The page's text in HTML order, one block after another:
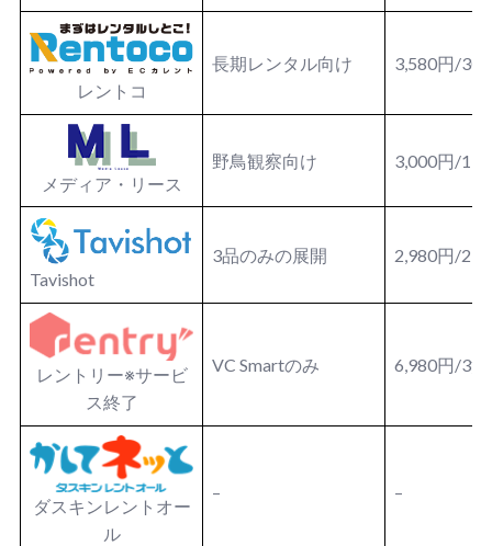
レントコ
長期レンタル向け 3,580円/30
メディア・リース
野鳥観察向け 3,000円/1
Tavishot
3品のみの展開 2,980円/2日
レントリー※サービ
ス終了
VC Smartのみ 6,980円/3
ダスキンレントオー
ル
– –